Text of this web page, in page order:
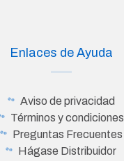
Enlaces de Ayuda
Aviso de privacidad
Términos y condiciones
Preguntas Frecuentes
Hágase Distribuidor